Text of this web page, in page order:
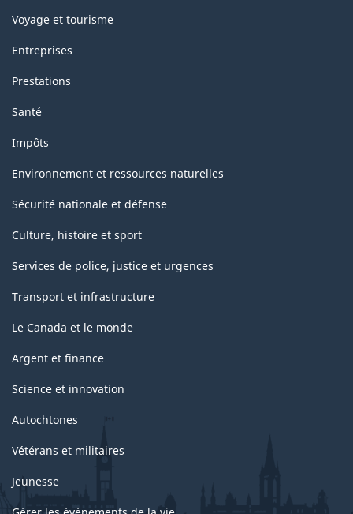
Voyage et tourisme
Entreprises
Prestations
Santé
Impôts
Environnement et ressources naturelles
Sécurité nationale et défense
Culture, histoire et sport
Services de police, justice et urgences
Transport et infrastructure
Le Canada et le monde
Argent et finance
Science et innovation
Autochtones
Vétérans et militaires
Jeunesse